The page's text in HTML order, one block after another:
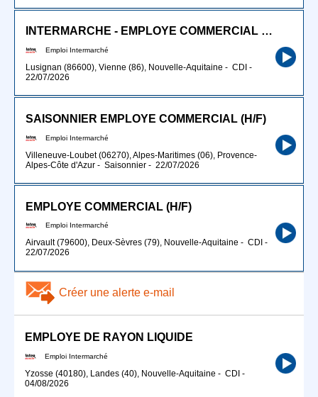
INTERMARCHE - EMPLOYE COMMERCIAL (H/F)
Emploi Intermarché
Lusignan (86600), Vienne (86), Nouvelle-Aquitaine - CDI -
22/07/2026
SAISONNIER EMPLOYE COMMERCIAL (H/F)
Emploi Intermarché
Villeneuve-Loubet (06270), Alpes-Maritimes (06), Provence-
Alpes-Côte d'Azur - Saisonnier - 22/07/2026
EMPLOYE COMMERCIAL (H/F)
Emploi Intermarché
Airvault (79600), Deux-Sèvres (79), Nouvelle-Aquitaine - CDI -
22/07/2026
Créer une alerte e-mail
EMPLOYE DE RAYON LIQUIDE
Emploi Intermarché
Yzosse (40180), Landes (40), Nouvelle-Aquitaine - CDI -
04/08/2026